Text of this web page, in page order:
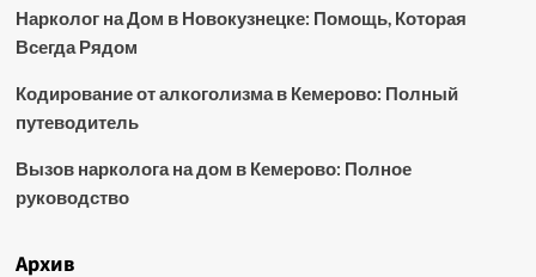
Нарколог на Дом в Новокузнецке: Помощь, Которая
Всегда Рядом
Кодирование от алкоголизма в Кемерово: Полный
путеводитель
Вызов нарколога на дом в Кемерово: Полное
руководство
Архив